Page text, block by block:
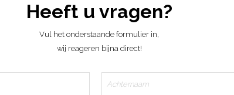
Heeft u vragen?
Vul het onderstaande formulier in,
wij reageren bijna direct!